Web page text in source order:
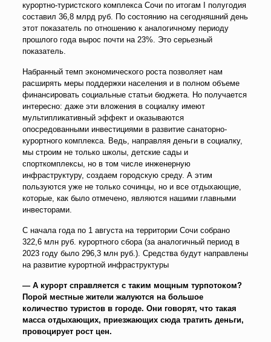
курортно-туристского комплекса Сочи по итогам I полугодия
составил 36,8 млрд руб. По состоянию на сегодняшний день
этот показатель по отношению к аналогичному периоду
прошлого года вырос почти на 23%. Это серьезный
показатель.
Набранный темп экономического роста позволяет нам
расширять меры поддержки населения и в полном объеме
финансировать социальные статьи бюджета. Но получается
интересно: даже эти вложения в социалку имеют
мультипликативный эффект и оказываются
опосредованными инвестициями в развитие санаторно-
курортного комплекса. Ведь, направляя деньги в социалку,
мы строим не только школы, детские сады и
спорткомплексы, но в том числе инженерную
инфраструктуру, создаем городскую среду. А этим
пользуются уже не только сочинцы, но и все отдыхающие,
которые, как было отмечено, являются нашими главными
инвесторами.
С начала года по 1 августа на территории Сочи собрано
322,6 млн руб. курортного сбора (за аналогичный период в
2023 году было 296,3 млн руб.). Средства будут направлены
на развитие курортной инфраструктуры
— А курорт справляется с таким мощным турпотоком?
Порой местные жители жалуются на большое
количество туристов в городе. Они говорят, что такая
масса отдыхающих, приезжающих сюда тратить деньги,
провоцирует рост цен.